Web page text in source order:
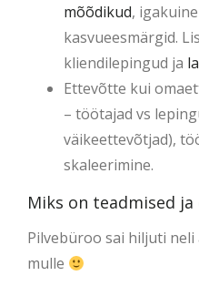
mõõdikud,
kasvueesmärgid.
kliendilepingud ja
Ettevõtte kui
– töötajad vs
väikeettevõtjad),
skaleerimine.
Miks on teadmised ja
Pilvebüroo sai hiljuti
mulle